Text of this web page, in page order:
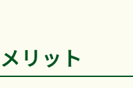
メリット